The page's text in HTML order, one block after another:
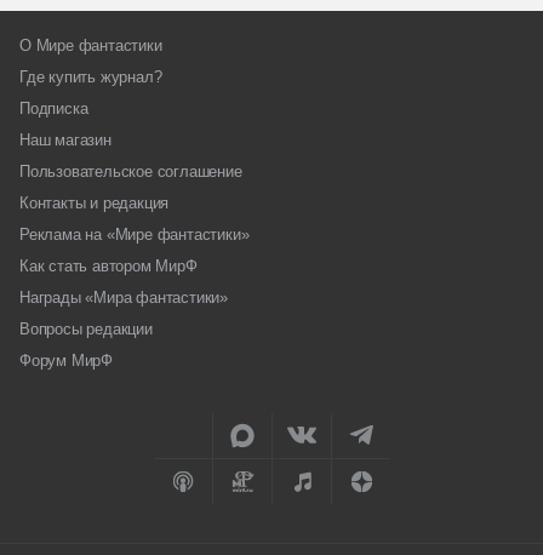
О Мире фантастики
Где купить журнал?
Подписка
Наш магазин
Пользовательское соглашение
Контакты и редакция
Реклама на «Мире фантастики»
Как стать автором МирФ
Награды «Мира фантастики»
Вопросы редакции
Форум МирФ